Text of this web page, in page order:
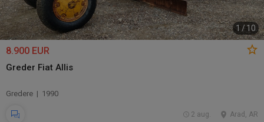
1 /10
8.900 EUR
Greder Fiat Allis
Gredere | 1990
Arad, AR
2 aug.